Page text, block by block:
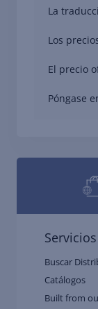
La
Los
El precio
Póngase
Servicios
Buscar
Catálogos
Built from